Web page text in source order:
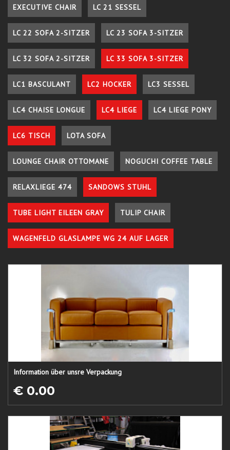
EXECUTIVE CHAIR LC 21 SESSEL
LC 22 SOFA 2-SITZER LC 23 SOFA 3-SITZER
LC 32 SOFA 2-SITZER LC 33 SOFA 3-SITZER
LC1 BASCULANT LC2 HOCKER LC3 SESSEL
LC4 CHAISE LONGUE LC4 LIEGE LC4 LIEGE PONY
LC6 TISCH LOTA SOFA
LOUNGE CHAIR OTTOMANE NOGUCHI COFFEE TABLE
RELAXLIEGE 474 SANDOWS STUHL
TUBE LIGHT EILEEN GRAY TULIP CHAIR
WAGENFELD GLASLAMPE WG 24 AUF LAGER
Information über unsre Verpackung
€ 0.00